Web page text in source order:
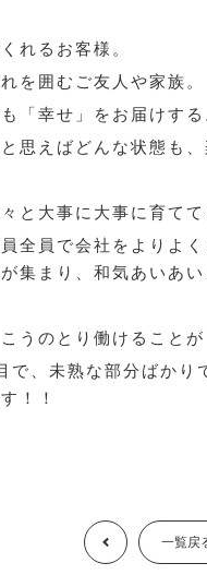
れるお客様。
を囲むご友人や家族。
「幸せ」をお届けする
思えばどんな状態も
と大事に大事に育て
全員で会社をよりよ
集まり、和気あいあ
うのとり働けること
で、未熟な部分ばか
！！
Prev 一覧戻